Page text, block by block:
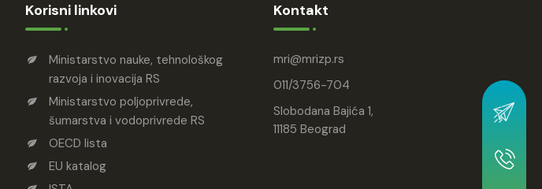
Korisni linkovi
Ministarstvo nauke, tehnološkog
razvoja i inovacija RS
Ministarstvo poljoprivrede,
šumarstva i vodoprivrede RS
OECD lista
EU katalog
Kontakt
mri
mrizp.rs
011/3756-704
Slobodana Bajića 1,
11185 Beograd